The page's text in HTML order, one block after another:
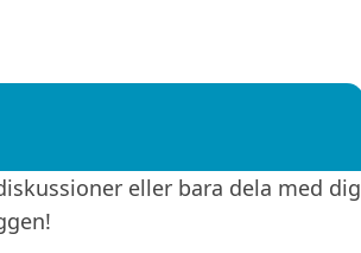
eller bara dela med dig